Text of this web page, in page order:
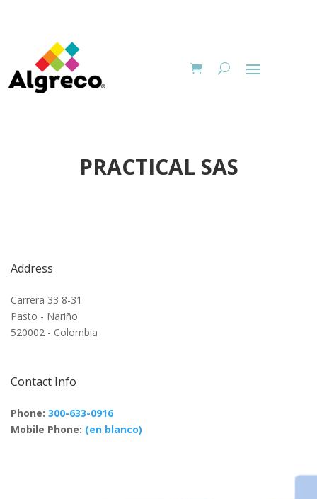
PRACTICAL SAS
Address
Carrera 33 8-31
Pasto - Nariño
520002 - Colombia
Contact Info
Phone: 300-633-0916
Mobile Phone: (en blanco)